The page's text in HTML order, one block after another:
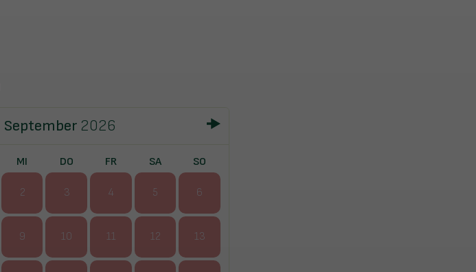
September 2026
MI DO FR SA SO
2 3 4 5 6
9 10 11 12 13